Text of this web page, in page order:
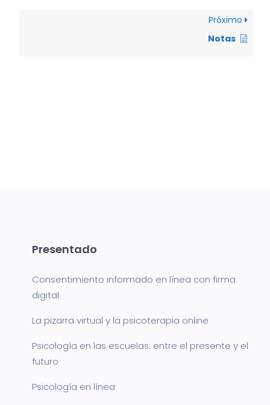
Próximo
Notas
Presentado
Consentimiento informado en línea con firma
digital
La pizarra virtual y la psicoterapia online
Psicología en las escuelas: entre el presente y el
futuro
Psicología en línea